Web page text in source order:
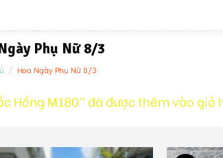
Phụ Nữ 8/3
/ Hoa Ngày Phụ Nữ 8/3
Hồng M180” đã được thêm vào giỏ